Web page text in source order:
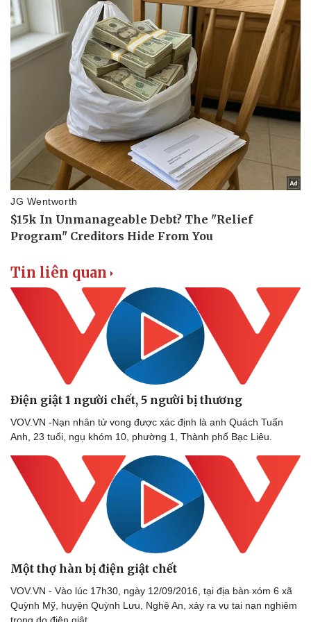
Tin liên quan
Điện giật 1 người chết, 5 người bị thương
VOV.VN -Nạn nhân tử vong được xác định là anh Quách Tuấn
Anh, 23 tuổi, ngụ khóm 10, phường 1, Thành phố Bạc Liêu.
Một thợ hàn bị điện giật chết
VOV.VN - Vào lúc 17h30, ngày 12/09/2016, tại địa bàn xóm 6 xã
Quỳnh Mỹ, huyện Quỳnh Lưu, Nghệ An, xảy ra vụ tai nạn nghiêm